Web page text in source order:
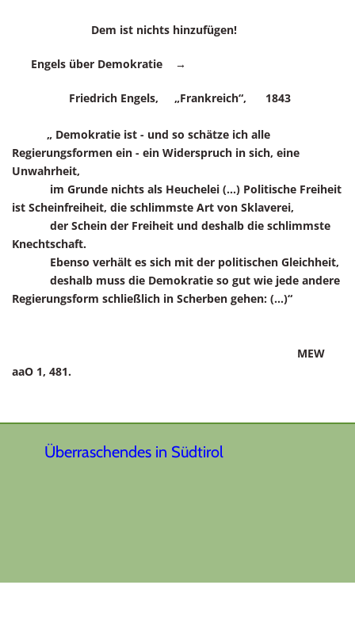
Dem ist nichts hinzufügen!
Engels über Demokratie →
Friedrich Engels, „Frankreich“, 1843
„ Demokratie ist - und so schätze ich alle
Regierungsformen ein - ein Widerspruch in sich, eine
Unwahrheit,
im Grunde nichts als Heuchelei (...) Politische Freiheit
ist Scheinfreiheit, die schlimmste Art von Sklaverei,
der Schein der Freiheit und deshalb die schlimmste
Knechtschaft.
Ebenso verhält es sich mit der politischen Gleichheit,
deshalb muss die Demokratie so gut wie jede andere
Regierungsform schließlich in Scherben gehen: (...)“
MEW
aaO 1, 481.
Überraschendes in Südtirol